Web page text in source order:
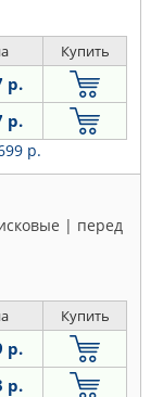
Купить
р.
р.
р.
| перед
Купить
р.
р.